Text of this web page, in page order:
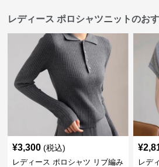
レディース ポロシャツニットのお
¥3,300 (税込)
レディース ポロシャツ リブ編み
¥
レデ